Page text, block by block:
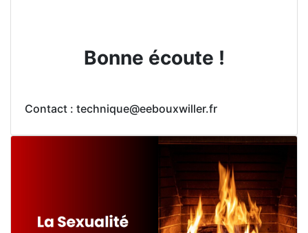
Bonne écoute !
Contact : technique@eebouxwiller.fr